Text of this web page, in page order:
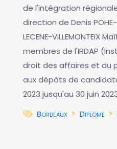
de l'intégration
direction de Denis
LECENE-VILLEMONTEIX
membres de l'IRDAP
droit des affaires et du
aux dépôts de
2023 jusqu'au 30 juin
Bordeaux
Diplôme